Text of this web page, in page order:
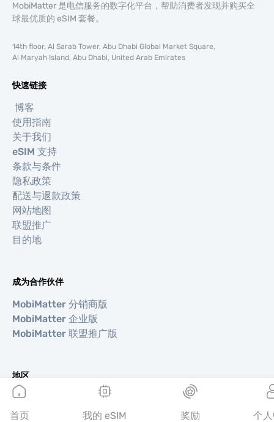
MobiMatter 是电信服务的数字化平台，帮助消费者发现并购买全
球最优质的 eSIM 套餐。
14th floor, Al Sarab Tower, Abu Dhabi Global Market Square,
Al Maryah Island, Abu Dhabi, United Arab Emirates
快速链接
博客
使用指南
关于我们
eSIM 支持
条款与条件
隐私政策
配送与退款政策
网站地图
联盟推广
目的地
成为合作伙伴
MobiMatter 分销商版
MobiMatter 企业版
MobiMatter 联盟推广版
地区
欧洲 eSIM
亚洲 eSIM
首页 我的 eSIM 奖励 个